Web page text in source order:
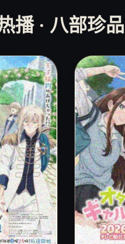
播 · 八部珍品